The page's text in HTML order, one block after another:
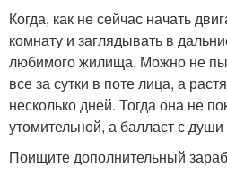
Когда, как не сейчас начать
комнату и заглядывать в
любимого жилища. Можно не
все за сутки в поте лица, а
несколько дней. Тогда она не
утомительной, а балласт с души
Поищите дополнительный